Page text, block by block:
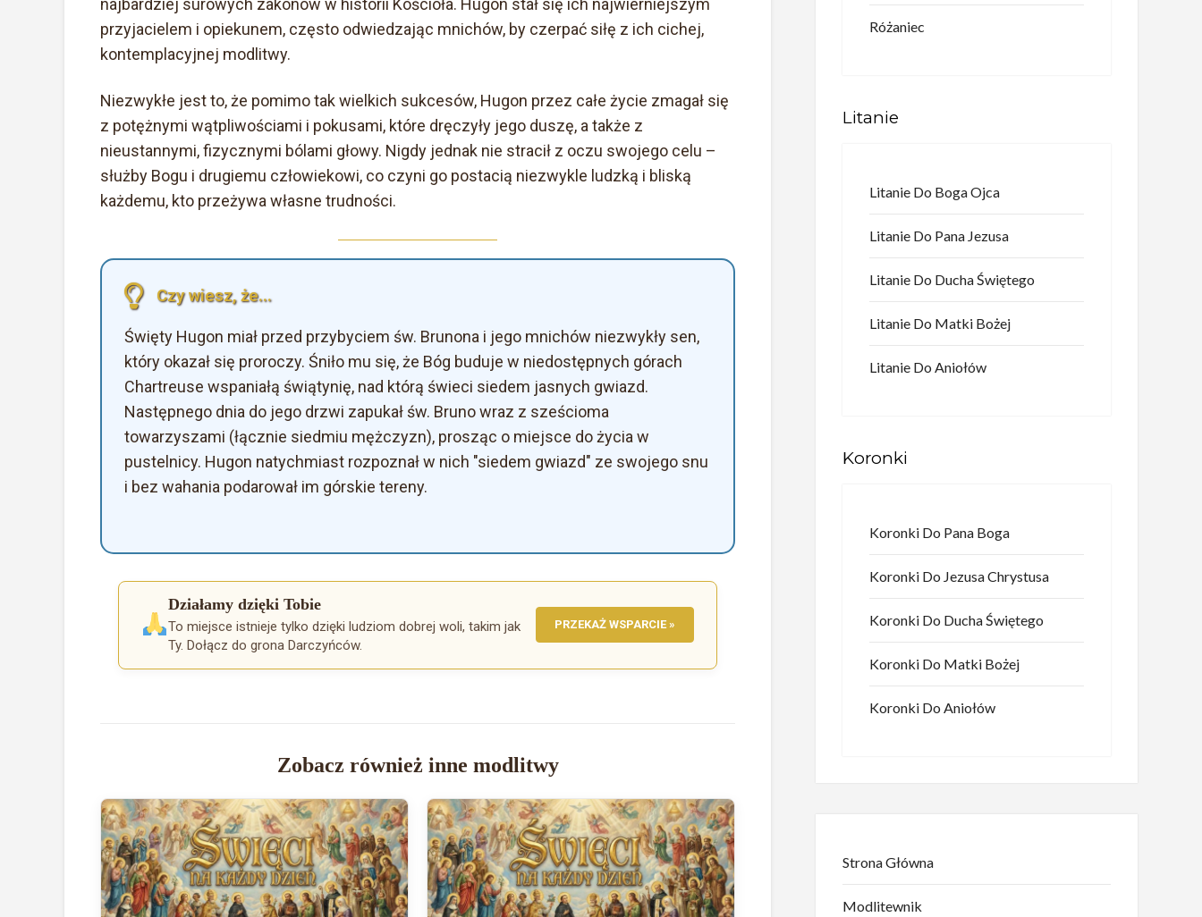
najbardziej surowych zakonów w historii Kościoła. Hugon stał się ich najwierniejszym
przyjacielem i opiekunem, często odwiedzając mnichów, by czerpać siłę z ich cichej,
kontemplacyjnej modlitwy.
Niezwykłe jest to, że pomimo tak wielkich sukcesów, Hugon przez całe życie zmagał się
z potężnymi wątpliwościami i pokusami, które dręczyły jego duszę, a także z
nieustannymi, fizycznymi bólami głowy. Nigdy jednak nie stracił z oczu swojego celu –
służby Bogu i drugiemu człowiekowi, co czyni go postacią niezwykle ludzką i bliską
każdemu, kto przeżywa własne trudności.
Czy wiesz, że...
Święty Hugon miał przed przybyciem św. Brunona i jego mnichów niezwykły sen,
który okazał się proroczy. Śniło mu się, że Bóg buduje w niedostępnych górach
Chartreuse wspaniałą świątynię, nad którą świeci siedem jasnych gwiazd.
Następnego dnia do jego drzwi zapukał św. Bruno wraz z sześcioma
towarzyszami (łącznie siedmiu mężczyzn), prosząc o miejsce do życia w
pustelnicy. Hugon natychmiast rozpoznał w nich "siedem gwiazd" ze swojego snu
i bez wahania podarował im górskie tereny.
Działamy dzięki Tobie
To miejsce istnieje tylko dzięki ludziom dobrej woli, takim jak
Ty. Dołącz do grona Darczyńców.
PRZEKAŻ WSPARCIE »
Zobacz również inne modlitwy
Różaniec
Litanie
Litanie Do Boga Ojca
Litanie Do Pana Jezusa
Litanie Do Ducha Świętego
Litanie Do Matki Bożej
Litanie Do Aniołów
Koronki
Koronki Do Pana Boga
Koronki Do Jezusa Chrystusa
Koronki Do Ducha Świętego
Koronki Do Matki Bożej
Koronki Do Aniołów
Strona Główna
Modlitewnik